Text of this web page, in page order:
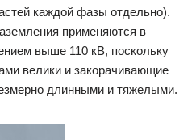
каждой фазы отдельно).
применяются в
выше 110 кВ, поскольку
велики и закорачивающие
длинными и тяжелыми.